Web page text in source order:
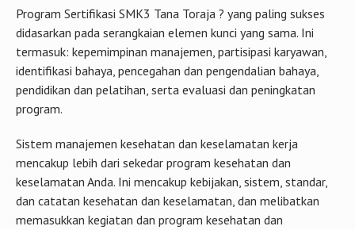
Program Sertifikasi SMK3 Tana Toraja ? yang paling sukses
didasarkan pada serangkaian elemen kunci yang sama. Ini
termasuk: kepemimpinan manajemen, partisipasi karyawan,
identifikasi bahaya, pencegahan dan pengendalian bahaya,
pendidikan dan pelatihan, serta evaluasi dan peningkatan
program.
Sistem manajemen kesehatan dan keselamatan kerja
mencakup lebih dari sekedar program kesehatan dan
keselamatan Anda. Ini mencakup kebijakan, sistem, standar,
dan catatan kesehatan dan keselamatan, dan melibatkan
memasukkan kegiatan dan program kesehatan dan